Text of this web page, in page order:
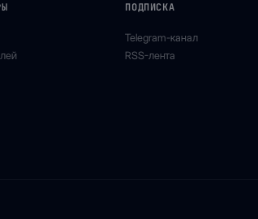
ПОДПИСКА
Telegram-канал
RSS-лента